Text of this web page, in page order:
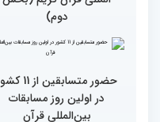
رقابت بخش بانوان چهلمین
دوره مسابقات بین المللی
قرآن آغاز شد